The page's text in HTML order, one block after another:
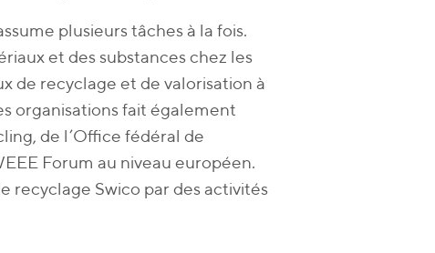
plusieurs tâches à la fois.
et des substances chez les
de recyclage et de valorisation à
organisations fait également
de l’Office fédéral de
Forum au niveau européen.
recyclage Swico par des activités